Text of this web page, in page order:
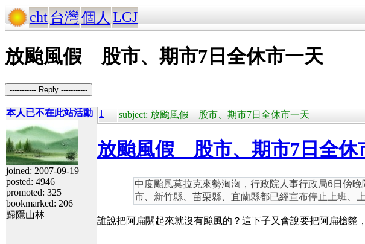
cht 台灣個人 LGJ
放颱風假 股市、期市7日全休市一天
----------- Reply -----------
本人已不在此站活動
joined: 2007-09-19
posted: 4946
promoted: 325
bookmarked: 206
歸隱山林
1 subject: 放颱風假 股市、期市7日全休市一天
放颱風假 股市、期市7日全休
中度颱風莫拉克來勢洶洶，行政院人事行政局6日傍
市、新竹縣、苗栗縣、宜蘭縣都已經宣布停止上班、
誰說把阿扁關起來就沒有颱風的？這下子又會說要把阿扁槍斃